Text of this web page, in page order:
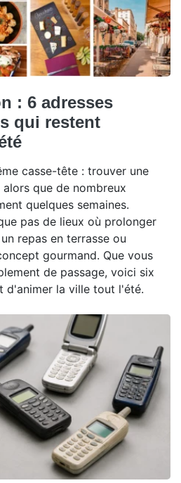
: 6 adresses
qui restent
casse-tête : trouver une
que de nombreux
quelques semaines.
pas de lieux où prolonger
repas en terrasse ou
gourmand. Que vous
de passage, voici six
d'animer la ville tout l'été.